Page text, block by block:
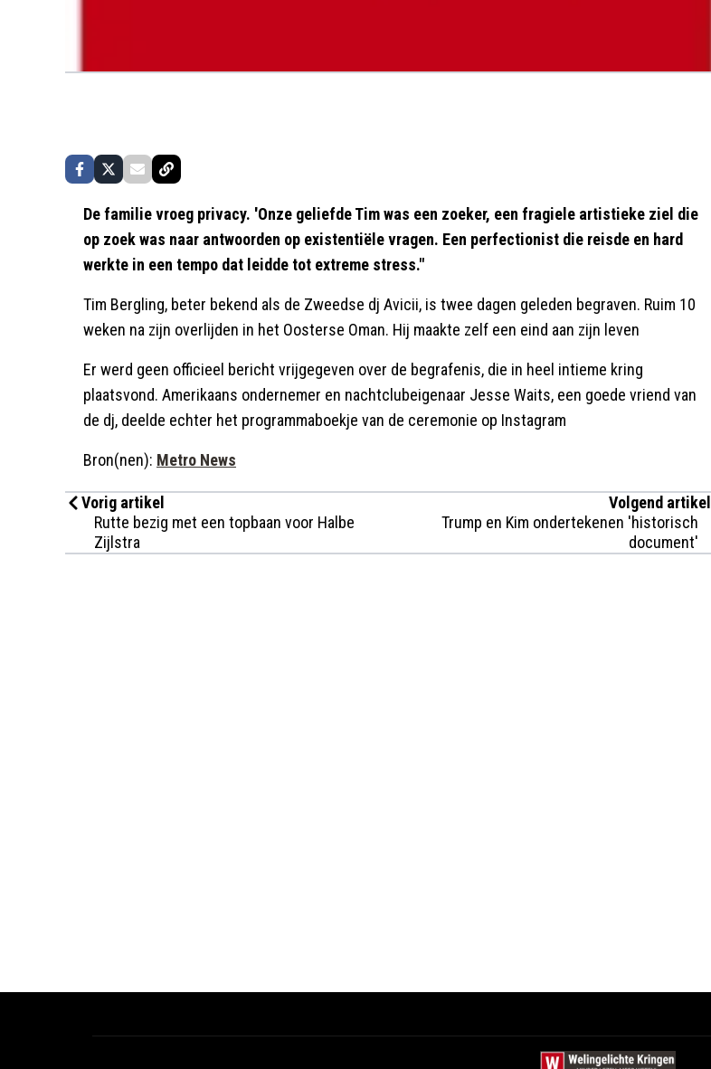
De familie vroeg privacy. 'Onze geliefde Tim was een zoeker, een fragiele artistieke ziel die
op zoek was naar antwoorden op existentiële vragen. Een perfectionist die reisde en hard
werkte in een tempo dat leidde tot extreme stress."
Tim Bergling, beter bekend als de Zweedse dj Avicii, is twee dagen geleden begraven. Ruim 10
weken na zijn overlijden in het Oosterse Oman. Hij maakte zelf een eind aan zijn leven
Er werd geen officieel bericht vrijgegeven over de begrafenis, die in heel intieme kring
plaatsvond. Amerikaans ondernemer en nachtclubeigenaar Jesse Waits, een goede vriend van
de dj, deelde echter het programmaboekje van de ceremonie op Instagram
Bron(nen): Metro News
Vorig artikel
Rutte bezig met een topbaan voor Halbe
Zijlstra
Volgend artikel
Trump en Kim ondertekenen 'historisch
document'